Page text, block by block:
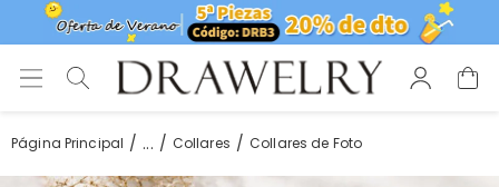
Página Principal ... Collares Collares de Foto